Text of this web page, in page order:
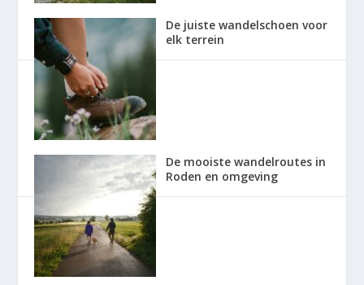
De juiste wandelschoen voor
elk terrein
De mooiste wandelroutes in
Roden en omgeving